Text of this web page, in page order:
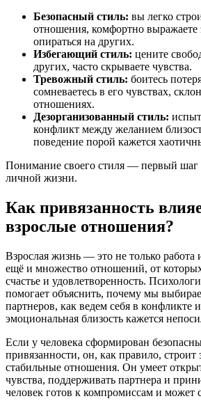
Безопасный стиль: вы легко
отношения, комфортно
опираться на других.
Избегающий стиль: цените
других, часто скрываете чувства.
Тревожный стиль: боитесь
сомневаетесь в его чувствах,
отношениях.
Дезорганизованный стиль:
конфликт между желанием
поведение порой кажется
Понимание своего стиля — первый шаг
личной жизни.
Как привязанность
взрослые отношения?
Взрослая жизнь — это не только
ещё и множество отношений, от
счастье и удовлетворенность.
помогает объяснить, почему мы
партнеров, как ведем себя в конфликте
эмоциональная близость кажется
Если у человека сформирован
привязанности, он, как правило, строит
стабильные отношения. Он умеет
чувства, поддерживать партнера и
человек готов к компромиссам и может